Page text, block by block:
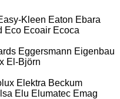
Kleen Eaton Ebara
Eco Ecoair Ecoca
Eggersmann Eigenbau
El-Björn
Elektra Beckum
Elu Elumatec Emag